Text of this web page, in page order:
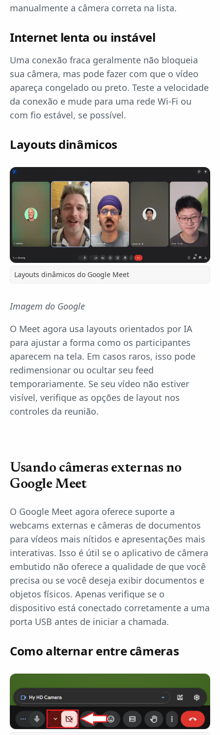
manualmente a câmera correta na lista.
Internet lenta ou instável
Uma conexão fraca geralmente não bloqueia
sua câmera, mas pode fazer com que o vídeo
apareça congelado ou preto. Teste a velocidade
da conexão e mude para uma rede Wi-Fi ou
com fio estável, se possível.
Layouts dinâmicos
Layouts dinâmicos do Google Meet
Imagem do Google
O Meet agora usa layouts orientados por IA
para ajustar a forma como os participantes
aparecem na tela. Em casos raros, isso pode
redimensionar ou ocultar seu feed
temporariamente. Se seu vídeo não estiver
visível, verifique as opções de layout nos
controles da reunião.
Usando câmeras externas no
Google Meet
O Google Meet agora oferece suporte a
webcams externas e câmeras de documentos
para vídeos mais nítidos e apresentações mais
interativas. Isso é útil se o aplicativo de câmera
embutido não oferece a qualidade de que você
precisa ou se você deseja exibir documentos e
objetos físicos. Apenas verifique se o
dispositivo está conectado corretamente a uma
porta USB antes de iniciar a chamada.
Como alternar entre câmeras